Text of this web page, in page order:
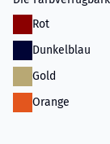
Rot
Dunkelblau
Gold
Orange